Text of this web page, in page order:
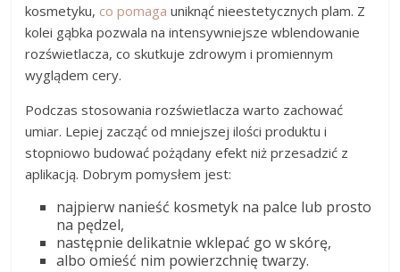
kosmetyku, co pomaga uniknąć nieestetycznych plam. Z
kolei gąbka pozwala na intensywniejsze wblendowanie
rozświetlacza, co skutkuje zdrowym i promiennym
wyglądem cery.
Podczas stosowania rozświetlacza warto zachować
umiar. Lepiej zacząć od mniejszej ilości produktu i
stopniowo budować pożądany efekt niż przesadzić z
aplikacją. Dobrym pomysłem jest:
najpierw nanieść kosmetyk na palce lub prosto
na pędzel,
następnie delikatnie wklepać go w skórę,
albo omieść nim powierzchnię twarzy.